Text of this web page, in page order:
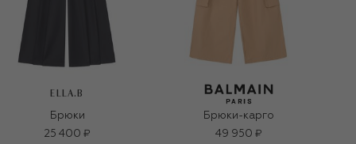
ELLA.B
Брюки
25 400 ₽
Брюки-карго
49 950 ₽